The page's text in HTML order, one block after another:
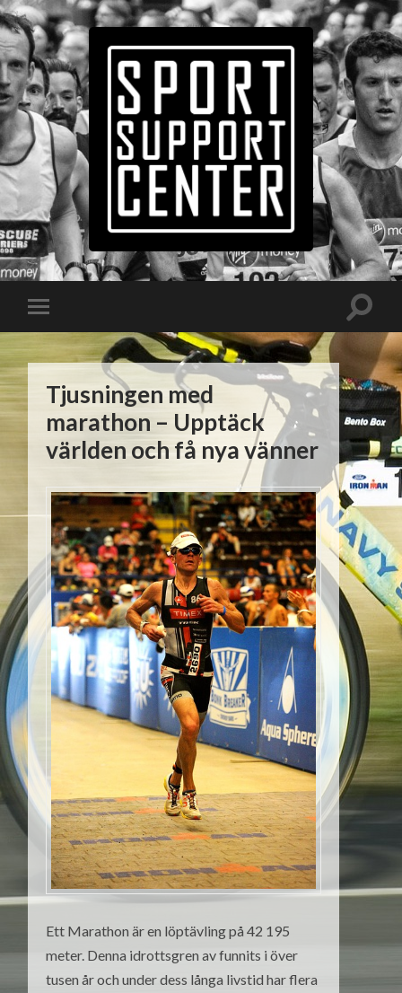
Tjusningen med
marathon – Upptäck
världen och få nya vänner
Ett Marathon är en löptävling på 42 195
meter. Denna idrottsgren av funnits i över
tusen år och under dess långa livstid har flera